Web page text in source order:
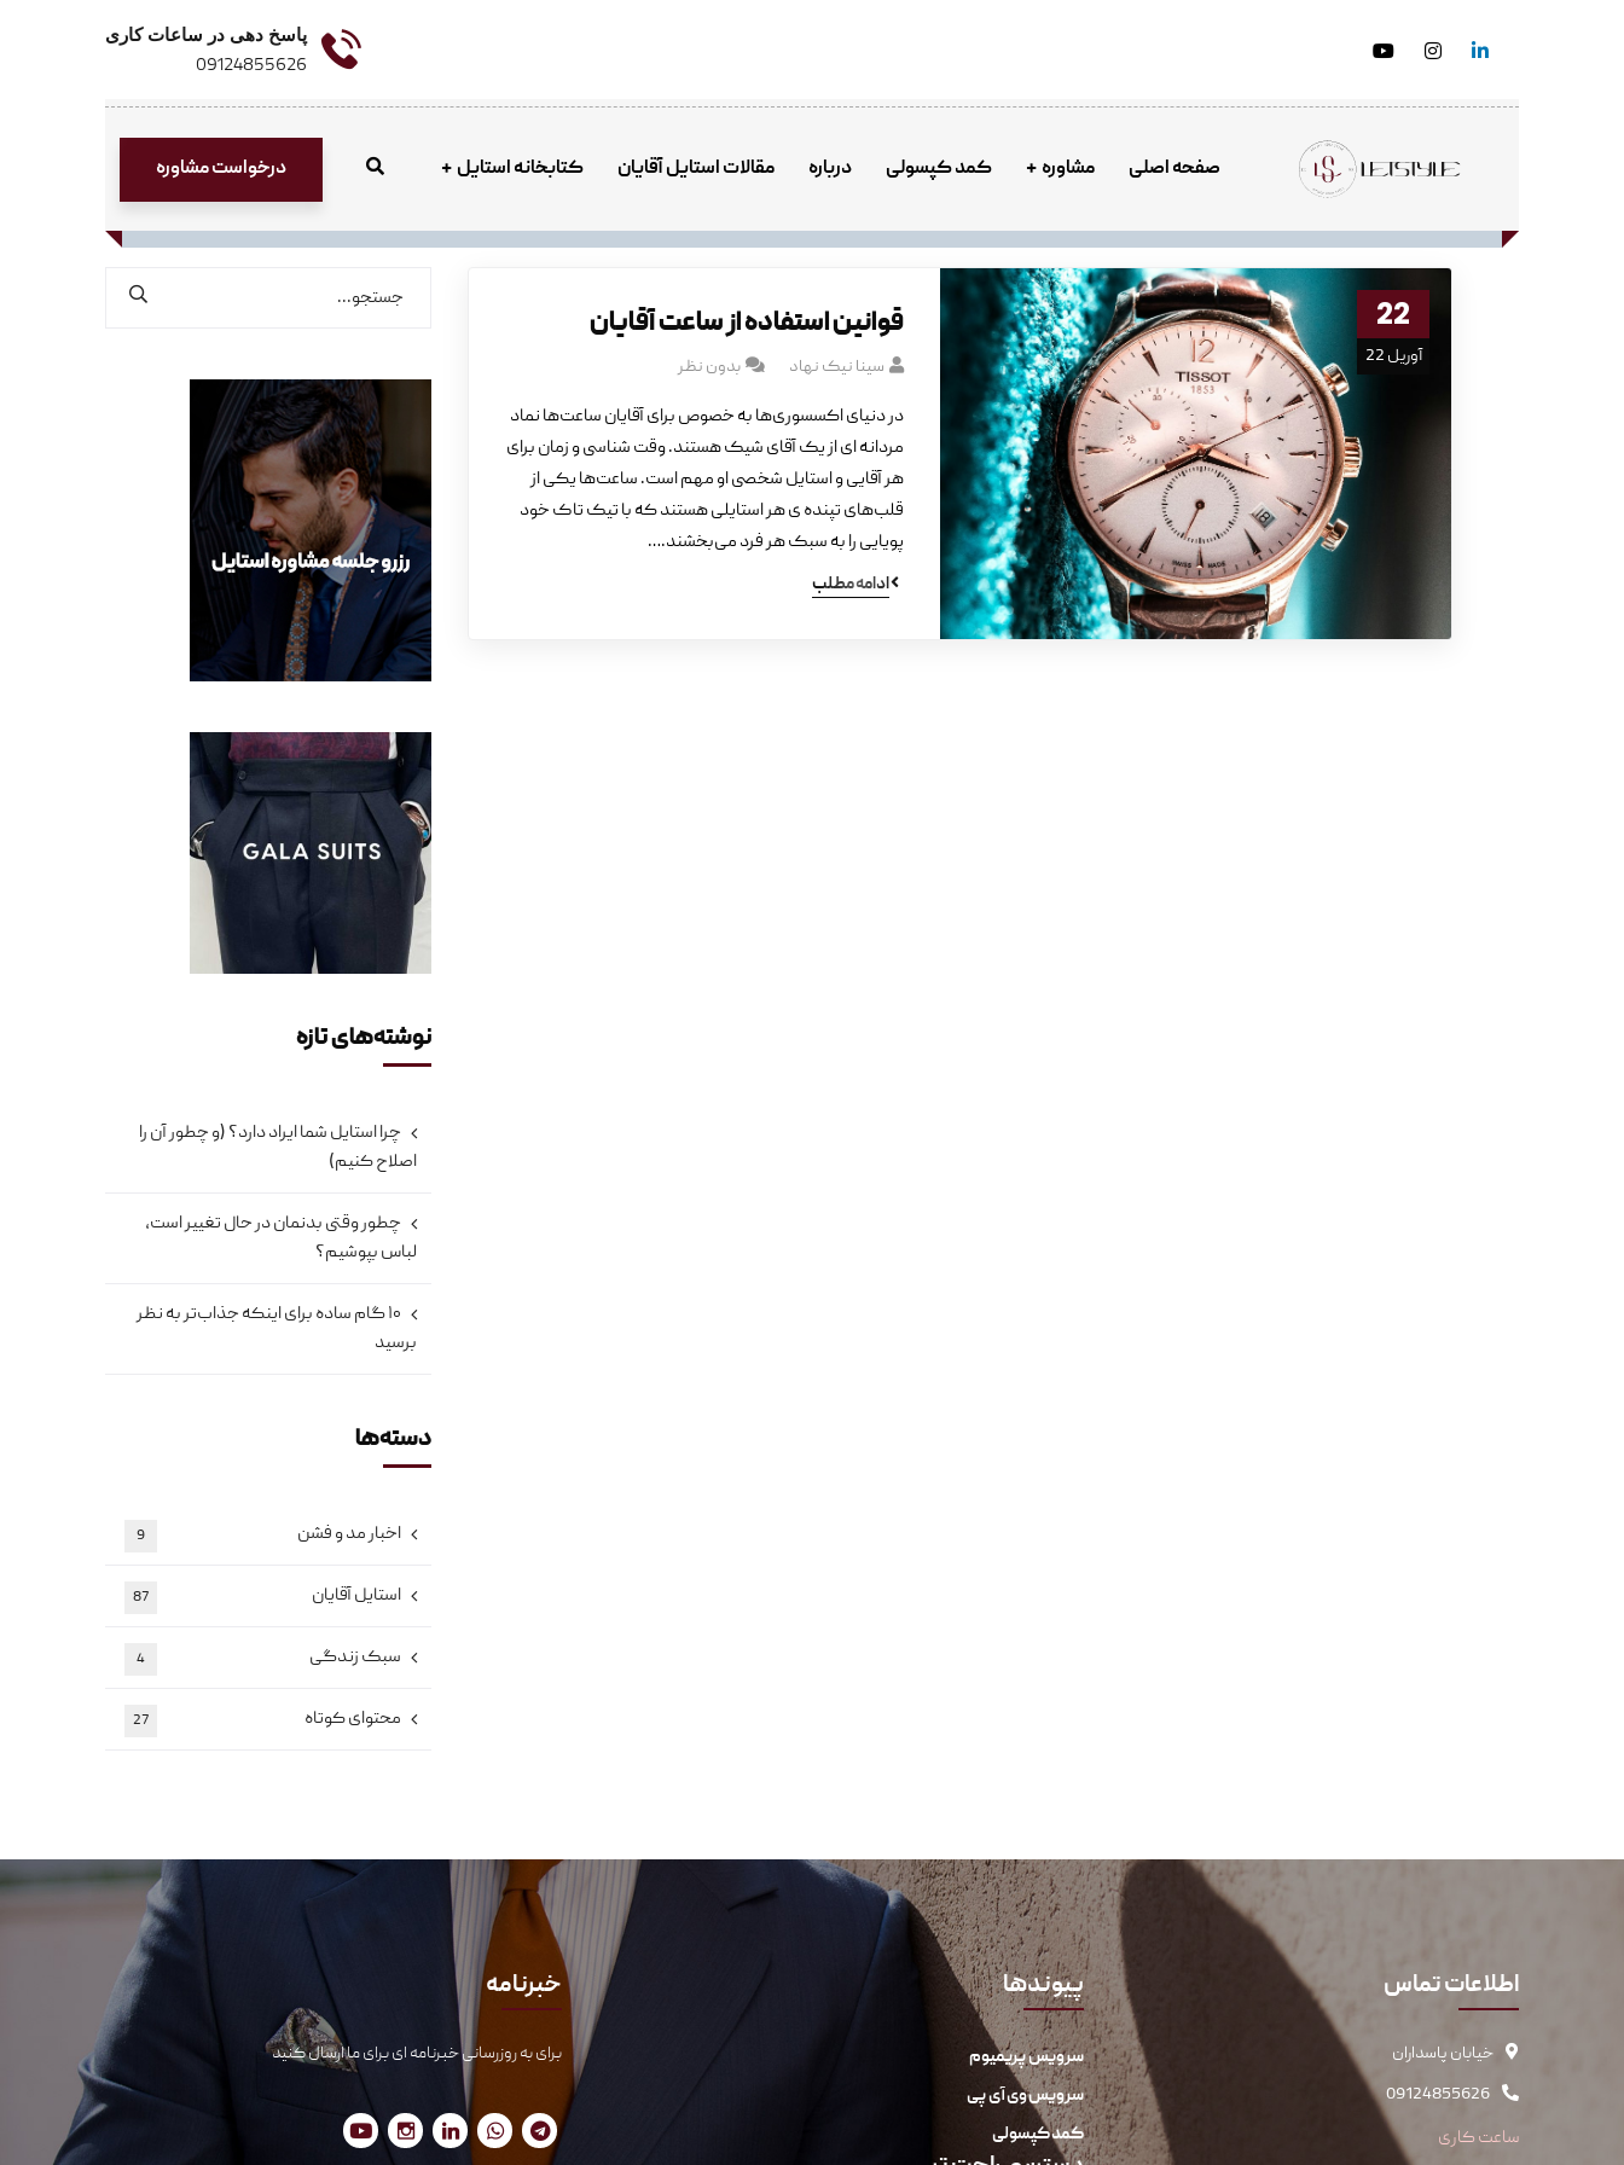
پاسخ دهی در ساعات کاری
09124855626
صفحه اصلی مشاوره کمد کپسولی درباره مقالات استایل آقایان کتابخانه استایل درخواست مشاوره
22
آوریل 22
قوانین استفاده از ساعت آقایان
سینا نیک نهاد بدون نظر
در دنیای اکسسوری‌ها به خصوص برای آقایان ساعت‌ها نماد
مردانه ای از یک آقای شیک هستند. وقت شناسی و زمان برای
هر آقایی و استایل شخصی او مهم است. ساعت‌ها یکی از
قلب‌های تپنده ی هر استایلی هستند که با تیک تاک خود
پویایی را به سبک هر فرد می‌بخشند.…
ادامه مطلب
نوشته‌های تازه
چرا استایل شما ایراد دارد؟ (و چطور آن را
اصلاح کنیم)
چطور وقتی بدنمان در حال تغییر است،
لباس بپوشیم؟
۱۰ گام ساده برای اینکه جذاب‌تر به نظر
برسید
دسته‌ها
اخبار مد و فشن 9
استایل آقایان 87
سبک زندگی 4
محتوای کوتاه 27
اطلاعات تماس
خیابان پاسداران
09124855626
ساعت کاری
پیوندها
سرویس پریمیوم
سرویس وی آی پی
کمد کپسولی
خبرنامه
برای به روزرسانی خبرنامه ای برای ما ارسال کنید